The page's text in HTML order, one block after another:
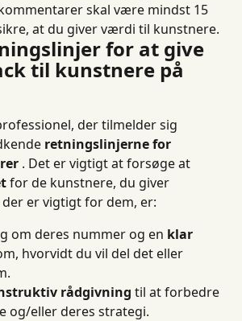
skal være mindst 15
at du giver værdi til kunstnere.
for at give
til kunstnere på
der tilmelder sig
retningslinjerne for
. Det er vigtigt at forsøge at
for de kunstnere, du giver
er vigtigt for dem, er:
om deres nummer og en klar
hvorvidt du vil del det eller
rådgivning til at forbedre
og/eller deres strategi.